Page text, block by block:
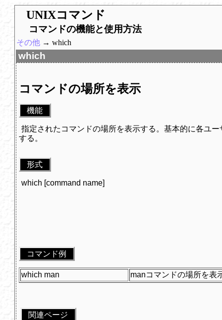
UNIXコマンド
コマンドの機能と使用方法
その他 → which
which
コマンドの場所を表示
機能
指定されたコマンドの場所を表示する。基本的に各ユ
する。
形式
which [command name]
コマンド例
which man manコマンドの場所を表
関連ページ